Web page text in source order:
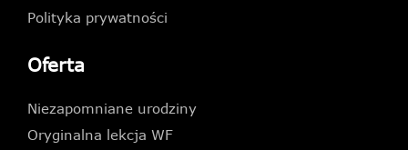
Polityka prywatności
Oferta
Niezapomniane urodziny
Oryginalna lekcja WF